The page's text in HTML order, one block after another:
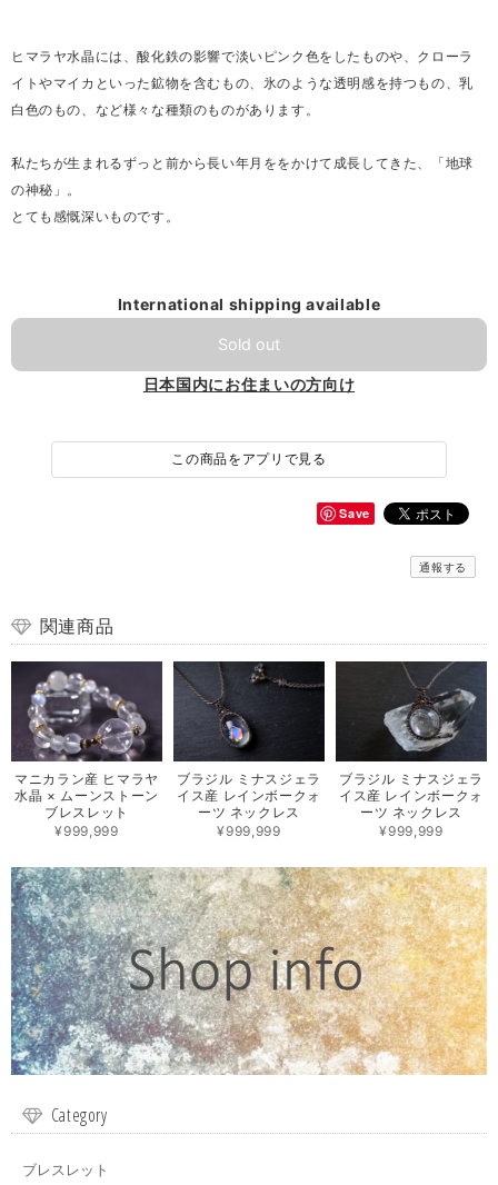
ヒマラヤ水晶には、酸化鉄の影響で淡いピンク色をしたものや、クローラ
イトやマイカといった鉱物を含むもの、氷のような透明感を持つもの、乳
白色のもの、など様々な種類のものがあります。
私たちが生まれるずっと前から長い年月ををかけて成長してきた、「地球
の神秘」。
とても感慨深いものです。
International shipping available
Sold out
日本国内にお住まいの方向け
この商品をアプリで見る
Save
通報する
関連商品
マニカラン産 ヒマラヤ
水晶 × ムーンストーン
ブレスレット
¥999,999
ブラジル ミナスジェラ
イス産 レインボークォ
ーツ ネックレス
¥999,999
ブラジル ミナスジェラ
イス産 レインボークォ
ーツ ネックレス
¥999,999
Category
ブレスレット